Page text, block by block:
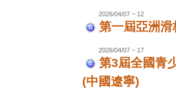
2026/04/07 ~ 12
第一屆亞洲
2026/04/07 ~ 17
第3屆全國青
(中國遼寧)